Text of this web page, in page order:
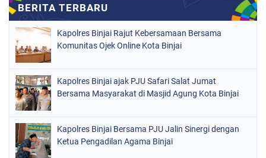
Kapolres Binjai Rajut Kebersamaan Bersama
Komunitas Ojek Online Kota Binjai
Kapolres Binjai ajak PJU Safari Salat Jumat
Bersama Masyarakat di Masjid Agung Kota Binjai
Kapolres Binjai Bersama PJU Jalin Sinergi dengan
Ketua Pengadilan Agama Binjai